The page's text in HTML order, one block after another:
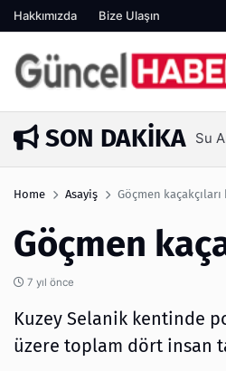
Hakkımızda Bize Ulaşın
SON DAKIKA
6 gün önce Su
Home Asayiş Göçmen
Göçmen
7 yıl önce
Kuzey Selanik kentinde
üzere toplam dört insan